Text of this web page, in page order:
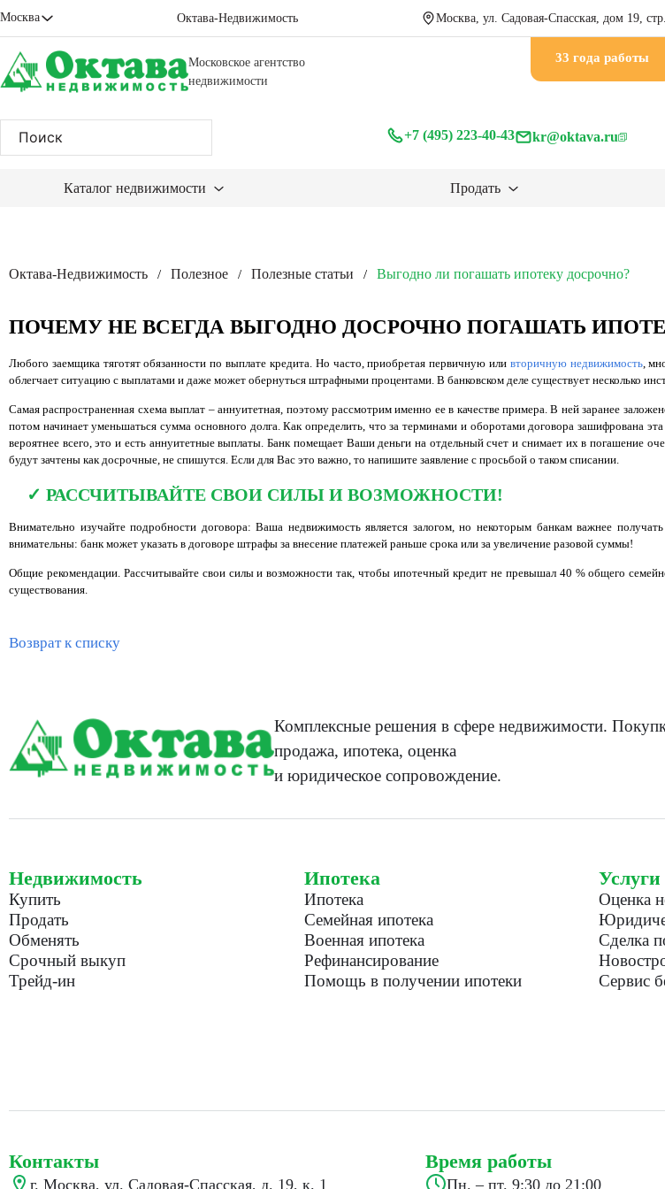
Москва Октава-Недвижимость Москва, ул. Садовая-Спасская, дом 19,
Московское агентство
недвижимости
33 годa работы
+7 (495) 223-40-43 kr@oktava.ru
Каталог недвижимости Продать
Октава-Недвижимость / Полезное / Полезные статьи / Выгодно ли погашать ипотеку досрочно?
ПОЧЕМУ НЕ ВСЕГДА ВЫГОДНО ДОСРОЧНО ПОГАШАТЬ
Любого заемщика тяготят обязанности по выплате кредита. Но часто, приобретая первичную или вторичную недвижимость,
облегчает ситуацию с выплатами и даже может обернуться штрафными процентами. В банковском деле существует несколько
Самая распространенная схема выплат – аннуитетная, поэтому рассмотрим именно ее в качестве примера. В ней заранее
потом начинает уменьшаться сумма основного долга. Как определить, что за терминами и оборотами договора зашифрована
вероятнее всего, это и есть аннуитетные выплаты. Банк помещает Ваши деньги на отдельный счет и снимает их в погашение
будут зачтены как досрочные, не спишутся. Если для Вас это важно, то напишите заявление с просьбой о таком списании.
РАССЧИТЫВАЙТЕ СВОИ СИЛЫ И ВОЗМОЖНОСТИ!
Внимательно изучайте подробности договора: Ваша недвижимость является залогом, но некоторым банкам важнее
внимательны: банк может указать в договоре штрафы за внесение платежей раньше срока или за увеличение разовой суммы!
Общие рекомендации. Рассчитывайте свои силы и возможности так, чтобы ипотечный кредит не превышал 40 % общего
существования.
Возврат к списку
Комплексные решения в сфере недвижимости.
продажа, ипотека, оценка
и юридическое сопровождение.
Недвижимость
Купить
Продать
Обменять
Срочный выкуп
Трейд-ин
Ипотека
Ипотека
Семейная ипотека
Военная ипотека
Рефинансирование
Помощь в получении ипотеки
Услуги
Оценка
Сделка
Сервис
Контакты
г. Москва, ул. Садовая-Спасская, д. 19, к. 1
Время работы
Пн. – пт. 9:30 до 21:00